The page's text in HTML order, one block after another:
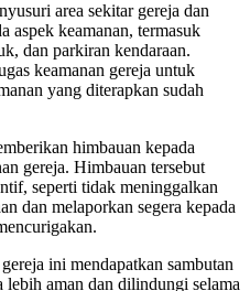
area sekitar gereja dan
aspek keamanan, termasuk
dan parkiran kendaraan.
keamanan gereja untuk
yang diterapkan sudah
himbauan kepada
gereja. Himbauan tersebut
seperti tidak meninggalkan
dan melaporkan segera kepada
ini mendapatkan sambutan
aman dan dilindungi selama